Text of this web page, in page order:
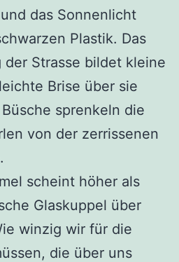
das Sonnenlicht
Plastik. Das
der Strasse bildet kleine
Brise über sie
sprenkeln die
von der zerrissenen
scheint höher als
Glaskuppel über
winzig wir für die
die über uns